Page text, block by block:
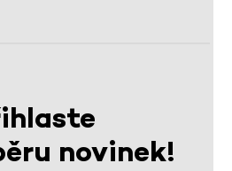
novinek!